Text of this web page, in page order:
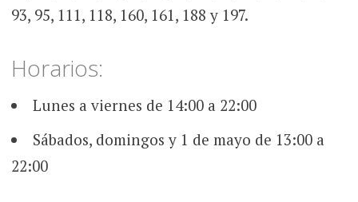
93, 95, 111, 118, 160, 161, 188 y 197.
Horarios:
Lunes a viernes de 14:00 a 22:00
Sábados, domingos y 1 de mayo de 13:00 a
22:00